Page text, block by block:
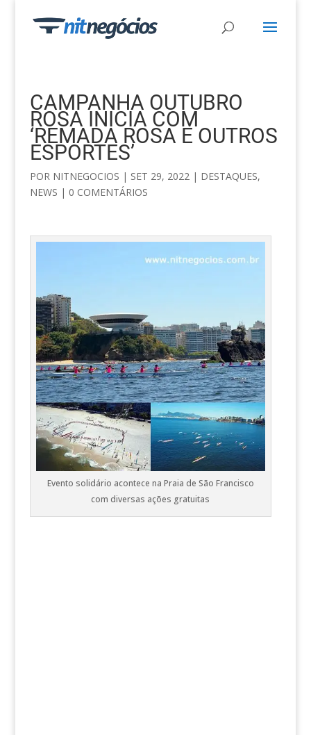
CAMPANHA OUTUBRO
ROSA INICIA COM
‘REMADA ROSA E OUTROS
ESPORTES’
POR NITNEGOCIOS | SET 29, 2022| DESTAQUES,
NEWS | 0 COMENTÁRIOS
Evento solidário acontece na Praia de São Francisco
com diversas ações gratuitas